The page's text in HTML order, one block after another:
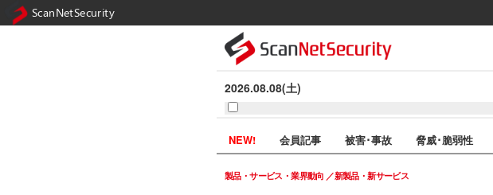
2026.08.08(土)
NEW! 会員記事 被害･事故 脅威･脆弱性
製品・サービス・業界動向 新製品・新サービス
ScanNetSecurity